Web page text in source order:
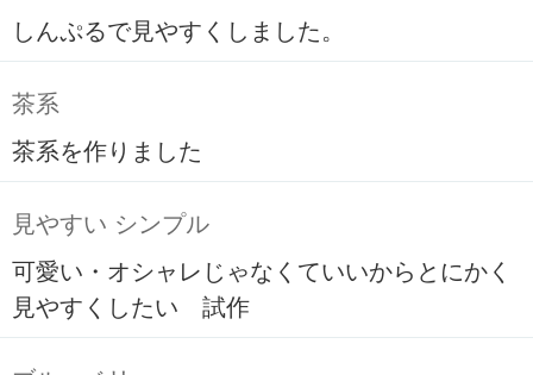
しんぷるで見やすくしました。
茶系
茶系を作りました
見やすい シンプル
可愛い・オシャレじゃなくていいからとにかく
見やすくしたい 試作